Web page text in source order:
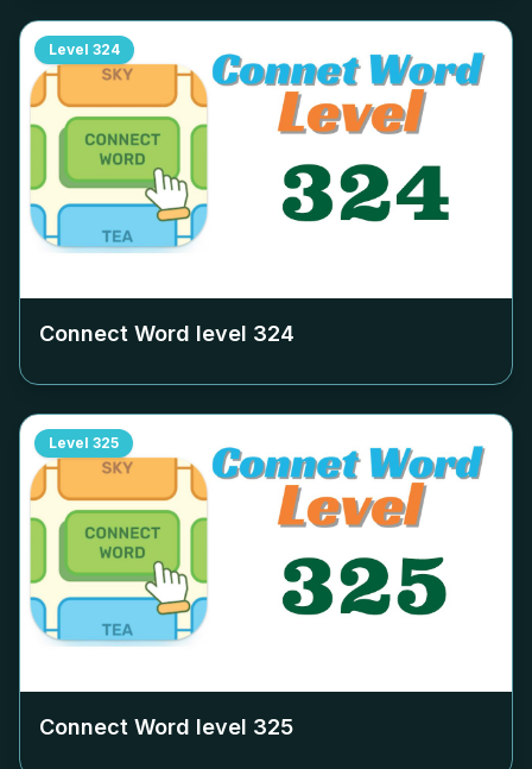
Level 324
Connect Word level 324
Level 325
Connect Word level 325